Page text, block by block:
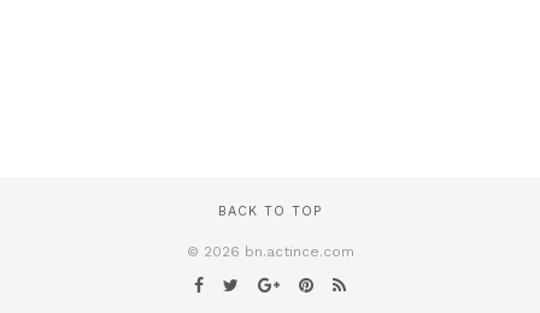
BACK TO TOP
© 2026 bn.actince.com